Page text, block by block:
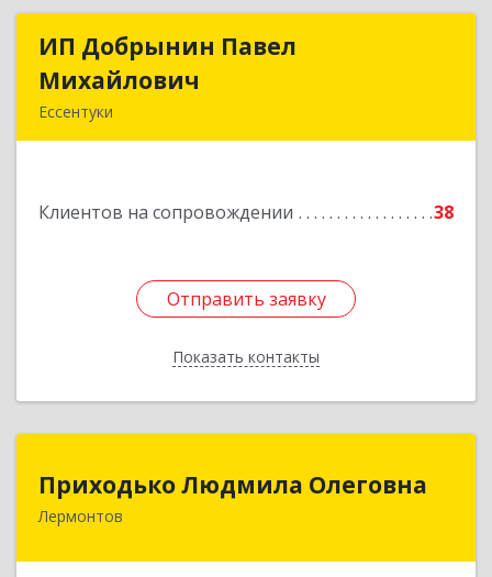
ИП Добрынин Павел
Михайлович
Ессентуки
Клиентов на сопровождении 38
Отправить заявку
Показать контакты
ИП Добрынин Павел
Отправить заявку
Назад
Приходько Людмила Олеговна
Лермонтов
357341, Лермонтов г, П.Лумумбы ул, дом №